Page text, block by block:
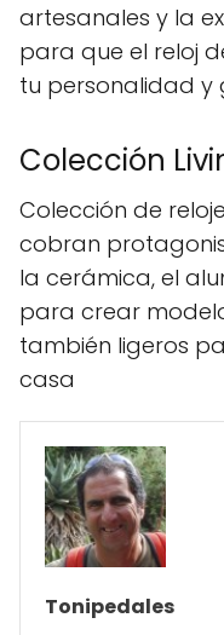
artesanales y la
para que el reloj
tu personalidad y
Colección
Colección de
cobran
la cerámica, el
para crear
también ligeros
casa
Tonipedales